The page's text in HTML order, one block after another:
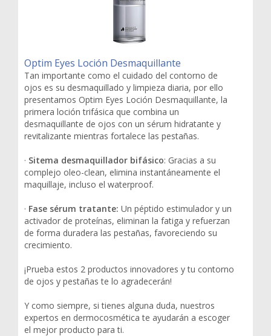
Optim Eyes Loción Desmaquillante
Tan importante como el cuidado del contorno de
ojos es su desmaquillado y limpieza diaria, por ello
presentamos Optim Eyes Loción Desmaquillante, la
primera loción trifásica que combina un
desmaquillante de ojos con un sérum hidratante y
revitalizante mientras fortalece las pestañas.
· Sitema desmaquillador bifásico: Gracias a su
complejo oleo-clean, elimina instantáneamente el
maquillaje, incluso el waterproof.
· Fase sérum tratante: Un péptido estimulador y un
activador de proteínas, eliminan la fatiga y refuerzan
de forma duradera las pestañas, favoreciendo su
crecimiento.
¡Prueba estos 2 productos innovadores y tu contorno
de ojos y pestañas te lo agradecerán!
Y como siempre, si tienes alguna duda, nuestros
expertos en dermocosmética te ayudarán a escoger
el mejor producto para ti.